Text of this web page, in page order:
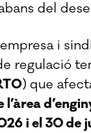
del
empresa i
regulació
) que
i el 30 de